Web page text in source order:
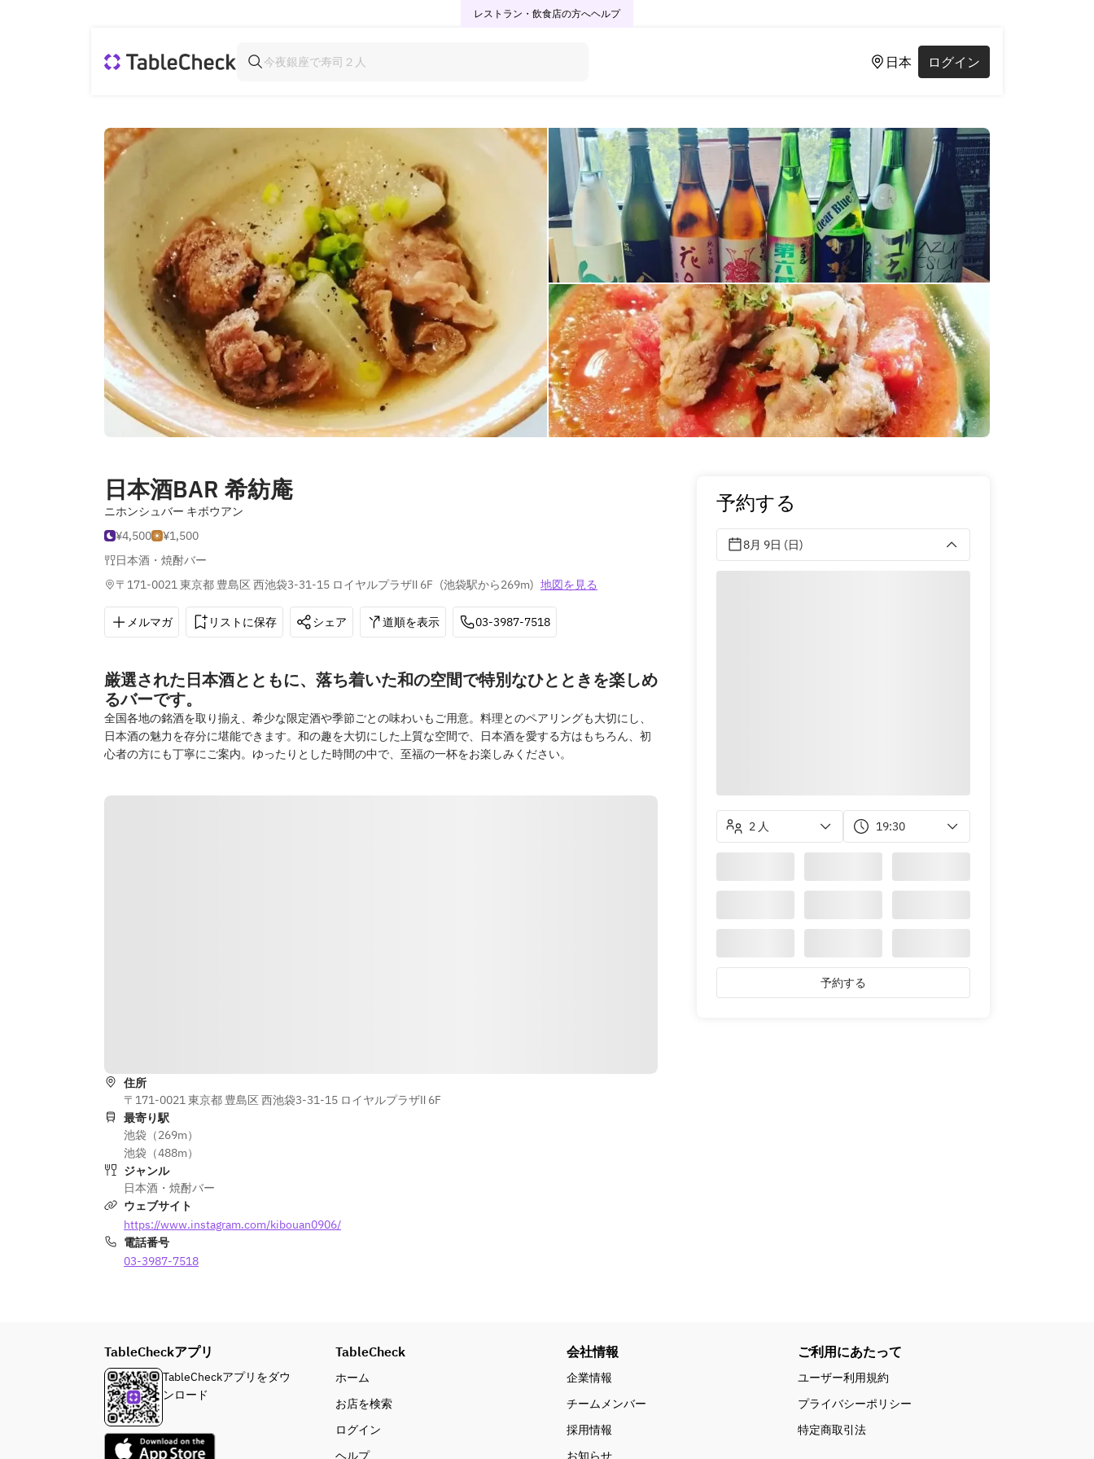
レストラン・飲食店の方へヘルプ
日本 ログイン
日本酒BAR 希紡庵
ニホンシュバー キボウアン
¥4,500
¥1,500
日本酒・焼酎バー
〒171-0021 東京都 豊島区 西池袋3-31-15 ロイヤルプラザⅡ 6F (池袋駅から269m) 地図を見る
メルマガ リストに保存 シェア 道順を表示 03-3987-7518
厳選された日本酒とともに、落ち着いた和の空間で特別なひとときを楽しめ
るバーです。
全国各地の銘酒を取り揃え、希少な限定酒や季節ごとの味わいもご用意。料理とのペアリングも大切にし、
日本酒の魅力を存分に堪能できます。和の趣を大切にした上質な空間で、日本酒を愛する方はもちろん、初
心者の方にも丁寧にご案内。ゆったりとした時間の中で、至福の一杯をお楽しみください。
住所
〒171-0021 東京都 豊島区 西池袋3-31-15 ロイヤルプラザⅡ 6F
最寄り駅
池袋（269m）
池袋（488m）
ジャンル
日本酒・焼酎バー
ウェブサイト
https://www.instagram.com/kibouan0906/
電話番号
03-3987-7518
予約する
8月 9日 (日)
2 人 19:30
予約する
TableCheckアプリ
TableCheckアプリをダウ
ンロード
TableCheck
ホーム
お店を検索
ログイン
ヘルプ
会社情報
企業情報
チームメンバー
採用情報
お知らせ
ご利用にあたって
ユーザー利用規約
プライバシーポリシー
特定商取引法